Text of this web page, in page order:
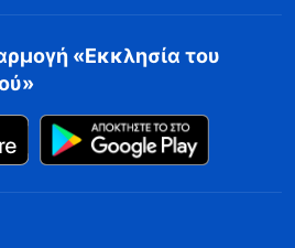
«Εκκλησία του